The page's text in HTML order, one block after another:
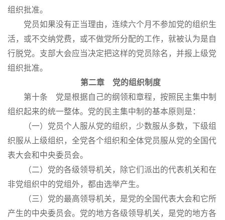
组织批准。
党员如果没有正当理由，连续六个月不参加党的组织生
活，或不交纳党费，或不做党所分配的工作，就被认为是自
行脱党。支部大会应当决定把这样的党员除名，并报上级党
组织批准。
第二章 党的组织制度
第十条 党是根据自己的纲领和章程，按照民主集中制
组织起来的统一整体。党的民主集中制的基本原则是：
（一）党员个人服从党的组织，少数服从多数，下级组
织服从上级组织，全党各个组织和全体党员服从党的全国代
表大会和中央委员会。
（二）党的各级领导机关，除它们派出的代表机关和在
非党组织中的党组外，都由选举产生。
（三）党的最高领导机关，是党的全国代表大会和它所
产生的中央委员会。党的地方各级领导机关，是党的地方各